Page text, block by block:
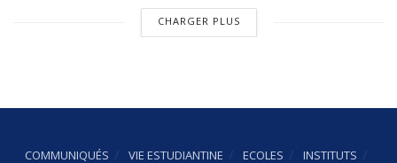
CHARGER PLUS
COMMUNIQUÉS VIE ESTUDIANTINE ECOLES
INSTITUTS